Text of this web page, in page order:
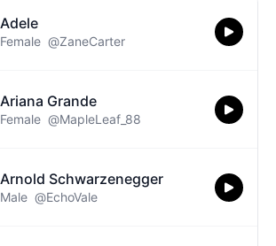
Adele
Female @ZaneCarter
Ariana Grande
Female @MapleLeaf_88
Arnold Schwarzenegger
Male @EchoVale